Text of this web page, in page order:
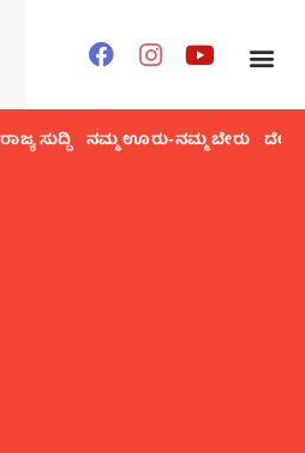
ರಾಜ್ಯ ಸುದ್ದಿ ನಮ್ಮ ಊರು-ನಮ್ಮ ಬೇರು ದೇಶ